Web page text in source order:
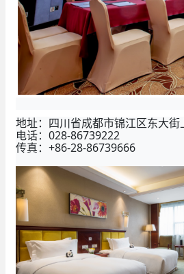
地址：四川省成都市锦江区东大
电话：028-86739222
传真：+86-28-86739666